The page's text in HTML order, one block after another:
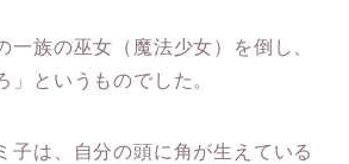
一族の巫女（魔法少女）を倒し、
」というものでした。
子は、自分の頭に角が生えている